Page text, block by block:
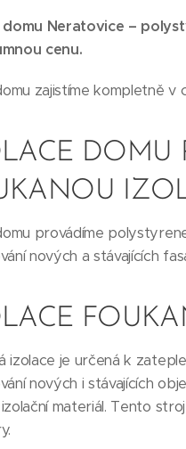
domu Neratovice –
cenu.
zajistíme kompletně
DOMU
provádíme
nových a stávajících
izolace je určená k
nových i stávajících
materiál. Tento